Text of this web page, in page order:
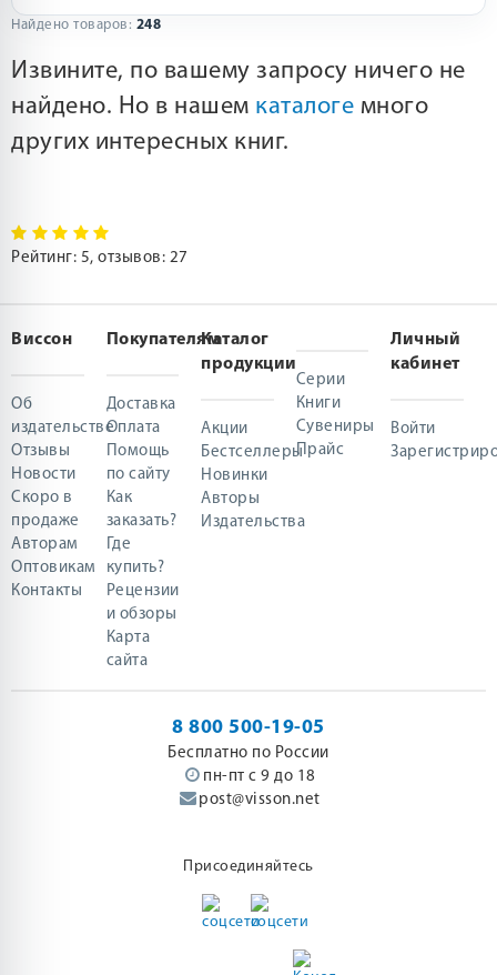
Найдено товаров: 248
Извините, по вашему запросу ничего не
найдено. Но в нашем каталоге много
других интересных книг.
Рейтинг: 5, отзывов: 27
Виссон
Об
издательстве
Отзывы
Новости
Скоро в
продаже
Авторам
Оптовикам
Контакты
Покупателям
Доставка
Оплата
Помощь
по сайту
Как
заказать?
Где
купить?
Рецензии
и обзоры
Карта
сайта
Каталог
продукции
Акции
Бестселлеры
Новинки
Авторы
Издательства
Серии
Книги
Сувениры
Прайс
Личный
кабинет
Войти
8 800 500-19-05
Бесплатно по России
пн-пт с 9 до 18
post@visson.net
Присоединяйтесь